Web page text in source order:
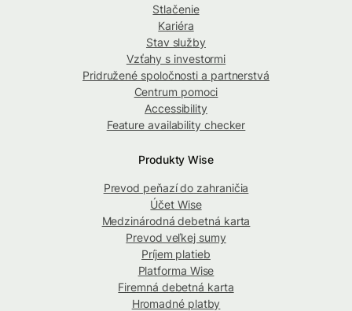
Stlačenie
Kariéra
Stav služby
Vzťahy s investormi
Pridružené spoločnosti a partnerstvá
Centrum pomoci
Accessibility
Feature availability checker
Produkty Wise
Prevod peňazí do zahraničia
Účet Wise
Medzinárodná debetná karta
Prevod veľkej sumy
Príjem platieb
Platforma Wise
Firemná debetná karta
Hromadné platby